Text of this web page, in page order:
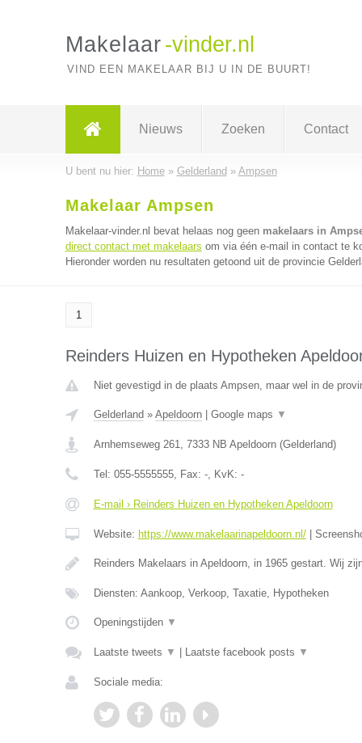
Makelaar -vinder.nl
VIND EEN MAKELAAR BIJ U IN DE BUURT!
Nieuws Zoeken Contact
U bent nu hier: Home» Gelderland » Ampsen
Makelaar Ampsen
Makelaar-vinder.nl bevat helaas nog geen makelaars in
direct contact met makelaars om via één e-mail in contact te
Hieronder worden nu resultaten getoond uit de provincie
1
Reinders Huizen en Hypotheken
Niet gevestigd in de plaats Ampsen, maar wel in de
Gelderland » Apeldoorn| Google maps ▼
Arnhemseweg 261, 7333 NB Apeldoorn(Gelderland)
Tel: 055-5555555, Fax: -, KvK: -
E-mail › Reinders Huizen en Hypotheken Apeldoorn
Website: https://www.makelaarinapeldoorn.nl/|
Reinders Makelaars in Apeldoorn, in 1965 gestart. Wij
Diensten: Aankoop, Verkoop, Taxatie, Hypotheken
Openingstijden ▼
Laatste tweets ▼ Laatste facebook posts ▼
Sociale media: